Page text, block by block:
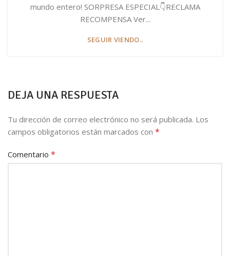
mundo entero! SORPRESA ESPECIAL👇RECLAMA
RECOMPENSA Ver...
SEGUIR VIENDO..
DEJA UNA RESPUESTA
Tu dirección de correo electrónico no será publicada. Los
campos obligatorios están marcados con *
Comentario *